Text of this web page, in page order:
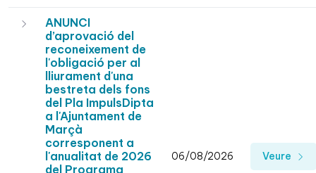
ANUNCI
d’aprovació del
reconeixement de
l'obligació per al
lliurament d'una
bestreta dels fons
del Pla ImpulsDipta
a l'Ajuntament de
Marçà
corresponent a
l'anualitat de 2026
del Programa
06/08/2026 Veure